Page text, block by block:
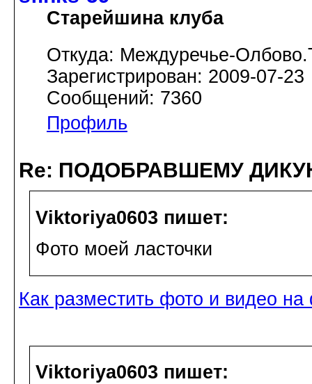
Старейшина клуба
Откуда: Междуречье-
Зарегистрирован: 2009-07-23
Сообщений: 7360
Профиль
Re: ПОДОБРАВШЕМУ
Viktoriya0603 пишет:
Фото моей ласточки
Как разместить фото и видео
Viktoriya0603 пишет: